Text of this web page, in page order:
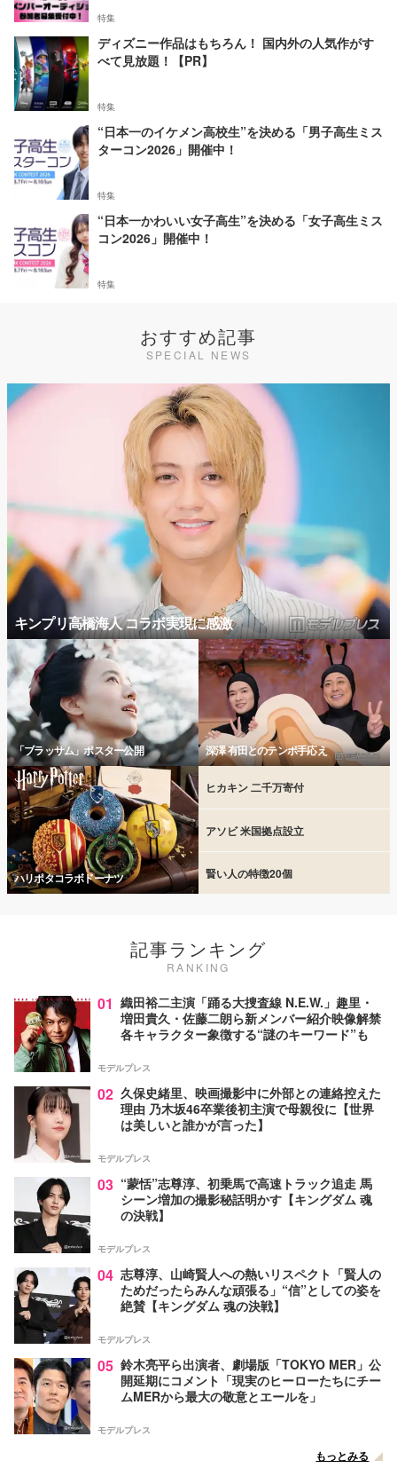
特集
ディズニー作品はもちろん！ 国内外の人気作がす
べて見放題！【PR】
特集
“日本一のイケメン高校生”を決める「男子高生ミス
ターコン2026」開催中！
特集
“日本一かわいい女子高生”を決める「女子高生ミス
コン2026」開催中！
特集
おすすめ記事
SPECIAL NEWS
キンプリ高橋海人 コラボ実現に感激
「ブラッサム」ポスター公開 深澤 有田とのテンポ手応え
ハリポタコラボドーナツ
ヒカキン 二千万寄付
アソビ 米国拠点設立
賢い人の特徴20個
記事ランキング
RANKING
01 織田裕二主演「踊る大捜査線 N.E.W.」趣里・
増田貴久・佐藤二朗ら新メンバー紹介映像解禁
各キャラクター象徴する“謎のキーワード”も
モデルプレス
02 久保史緒里、映画撮影中に外部との連絡控えた
理由 乃木坂46卒業後初主演で母親役に【世界
は美しいと誰かが言った】
モデルプレス
03 “蒙恬”志尊淳、初乗馬で高速トラック追走 馬
シーン増加の撮影秘話明かす【キングダム 魂
の決戦】
モデルプレス
04 志尊淳、山崎賢人への熱いリスペクト「賢人の
ためだったらみんな頑張る」“信”としての姿を
絶賛【キングダム 魂の決戦】
モデルプレス
05 鈴木亮平ら出演者、劇場版「TOKYO MER」公
開延期にコメント「現実のヒーローたちにチー
ムMERから最大の敬意とエールを」
モデルプレス
もっとみる